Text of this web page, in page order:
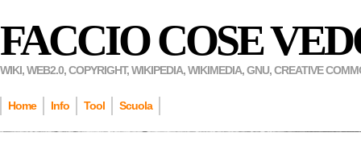
FACCIO COSE
WIKI, WEB2.0, COPYRIGHT, WIKIPEDIA, WIKIMEDIA, GNU, CREATIVE
Home Info Tool Scuola